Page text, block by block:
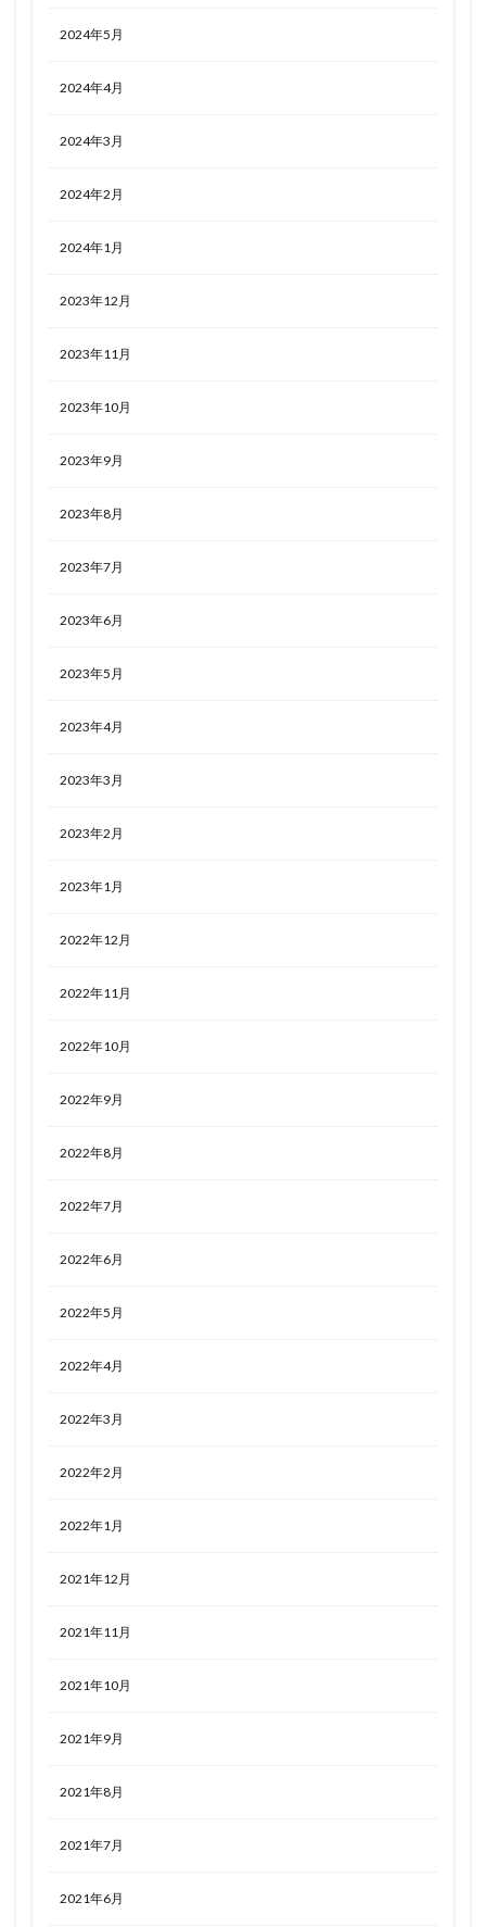
2024年5月
2024年4月
2024年3月
2024年2月
2024年1月
2023年12月
2023年11月
2023年10月
2023年9月
2023年8月
2023年7月
2023年6月
2023年5月
2023年4月
2023年3月
2023年2月
2023年1月
2022年12月
2022年11月
2022年10月
2022年9月
2022年8月
2022年7月
2022年6月
2022年5月
2022年4月
2022年3月
2022年2月
2022年1月
2021年12月
2021年11月
2021年10月
2021年9月
2021年8月
2021年7月
2021年6月